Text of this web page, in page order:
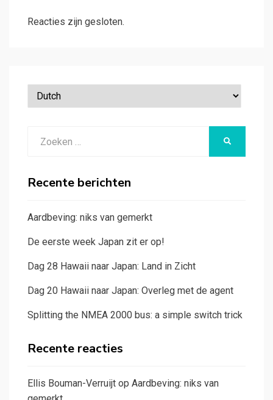
Reacties zijn gesloten.
naar:
Recente berichten
Aardbeving: niks van gemerkt
De eerste week Japan zit er op!
Dag 28 Hawaii naar Japan: Land in Zicht
Dag 20 Hawaii naar Japan: Overleg met de agent
Splitting the NMEA 2000 bus: a simple switch trick
Recente reacties
Ellis Bouman-Verruijt op Aardbeving: niks van